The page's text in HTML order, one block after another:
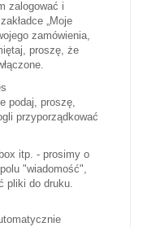
zalogować i
„Moje
zamówienia,
proszę, że
podaj, proszę,
przyporządkować
itp. - prosimy o
"wiadomość",
pliki do druku.